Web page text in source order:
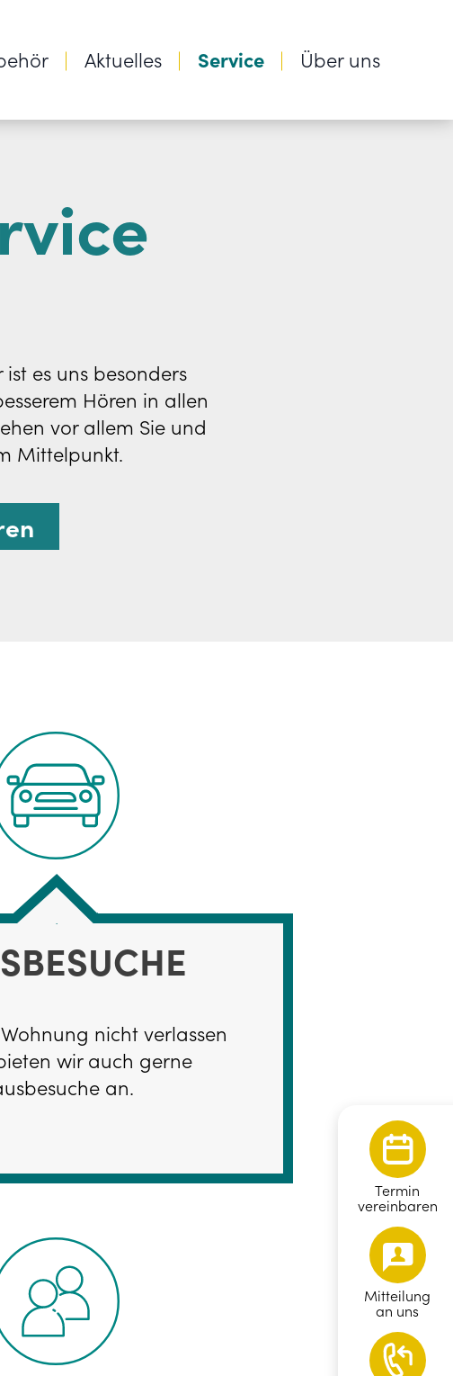
Aktuelles Service Über uns
Termin
vereinbaren
Mitteilung
an uns
es uns besonders
Hören in allen
vor allem Sie und
Mittelpunkt.
nicht verlassen
wir auch gerne
an.